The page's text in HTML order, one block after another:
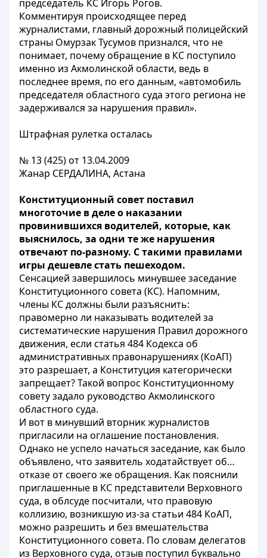
председатель КС Игорь Рогов.
Комментируя происходящее перед
журналистами, главный дорожный полицейский
страны Омурзак Тусумов признался, что не
понимает, почему обращение в КС поступило
именно из Акмолинской области, ведь в
последнее время, по его данным, «автомобиль
председателя областного суда этого региона не
задерживался за нарушения правил».
Штрафная рулетка осталась
№ 13 (425) от 13.04.2009
Жанар СЕРДАЛИНА, Астана
Конституционный совет поставил
многоточие в деле о наказании
провинившихся водителей, которые, как
выяснилось, за одни те же нарушения
отвечают по-разному. С такими правилами
игры дешевле стать пешеходом.
Сенсацией завершилось минувшее заседание
Конституционного совета (КС). Напомним,
члены КС должны были разъяснить:
правомерно ли наказывать водителей за
систематические нарушения Правил дорожного
движения, если статья 484 Кодекса об
административных правонарушениях (КоАП)
это разрешает, а Конституция категорически
запрещает? Такой вопрос Конституционному
совету задало руководство Акмолинского
областного суда.
И вот в минувший вторник журналистов
пригласили на оглашение постановления.
Однако не успело начаться заседание, как было
объявлено, что заявитель ходатайствует об…
отказе от своего же обращения. Как пояснили
приглашенные в КС представители Верховного
суда, в облсуде посчитали, что правовую
коллизию, возникшую из-за статьи 484 КоАП,
можно разрешить и без вмешательства
Конституционного совета. По словам делегатов
из Верховного суда, отзыв поступил буквально